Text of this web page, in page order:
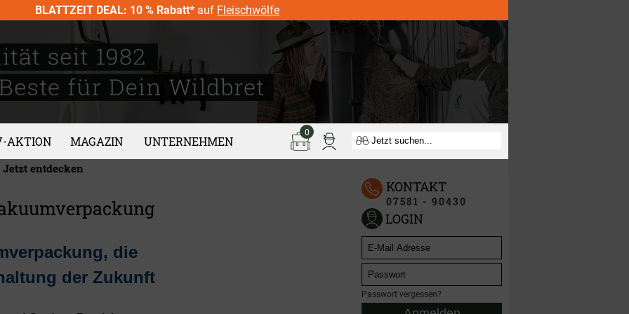
BLATTZEIT DEAL: 10 % Rabatt* auf Fleischwölfe
AKTION MAGAZIN UNTERNEHMEN
0
entdecken
die
der Zukunft
KONTAKT
07581 - 90430
LOGIN
Passwort vergessen?